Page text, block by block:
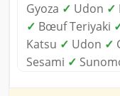
Gyoza ✓ Udon ✓
✓ Bœuf Teriyaki
Katsu ✓ Udon ✓
Sesami ✓